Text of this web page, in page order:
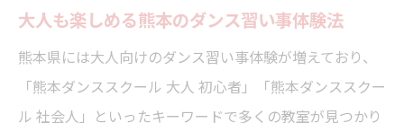
大人も楽しめる熊本のダンス習い事体験法
熊本県には大人向けのダンス習い事体験が増えており、
「熊本ダンススクール 大人 初心者」「熊本ダンススクー
ル 社会人」といったキーワードで多くの教室が見つかり